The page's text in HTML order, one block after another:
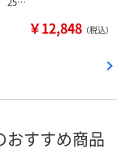
￥12,848 （税込）
おすすめ商品